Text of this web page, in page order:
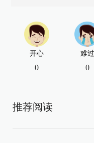
开心
0
难过
0
推荐阅读